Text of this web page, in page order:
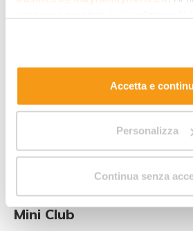
. Allo stesso link trovi la
estesa sui cookie.
Accetta e
Personalizza
Continua senza
spazio esterno
Lebaby-sitter si occupano dei
, martedì, giovedì e
possibile anche richiedere il
e a pagamento.
Mini Club